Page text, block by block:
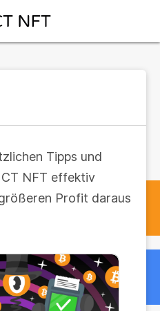
Tipps und
NFT effektiv
Profit daraus